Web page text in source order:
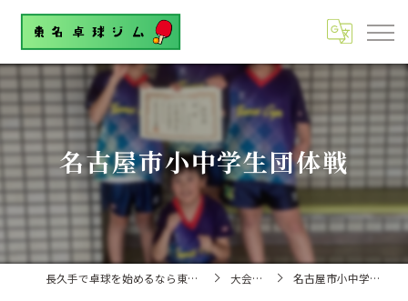
名古屋市小中学生団体戦
長久手で卓球を始めるなら東名卓球ジム 大会結果 名古屋市小中学生団体戦